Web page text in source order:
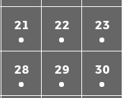
21 22 23
28 29 30